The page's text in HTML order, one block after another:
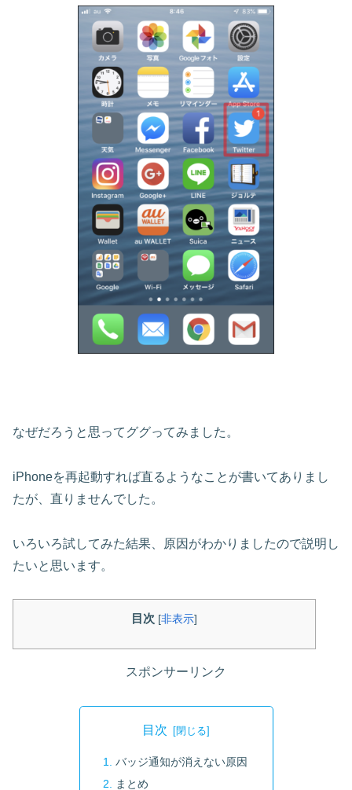
なぜだろうと思ってググってみました。
iPhoneを再起動すれば直るようなことが書いてありまし
たが、直りませんでした。
いろいろ試してみた結果、原因がわかりましたので説明し
たいと思います。
目次 [非表示]
スポンサーリンク
目次
バッジ通知が消えない原因
まとめ